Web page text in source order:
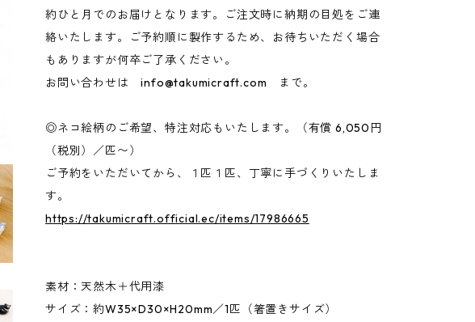
約ひと月でのお届けとなります。ご注文時に納期の目処をご連
絡いたします。ご予約順に製作するため、お待ちいただく場合
もありますが何卒ご了承ください。
お問い合わせはinfo@takumicraft.com まで。
◎ネコ絵柄のご希望、特注対応もいたします。（有償 6,050円
（税別）／匹〜）
ご予約をいただいてから、１匹１匹、丁寧に手づくりいたしま
す。
https://takumicraft.official.ec/items/17986665
素材：天然木＋代用漆
サイズ：約W35×D30×H20mm／1匹（箸置きサイズ）